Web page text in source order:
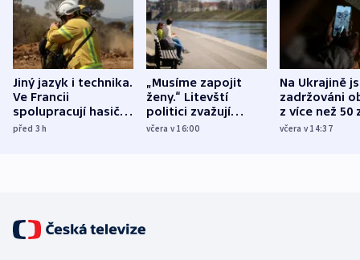
Jiný jazyk i technika.
Ve Francii
spolupracují hasiči z
různých zemí
před 3h
„Musíme zapojit
ženy.“ Litevští
politici zvažují
dohodu o
včera v 16:00
Na Ukrajině
zadržováni
z více než 50
Bojovali na
včera v 14:37